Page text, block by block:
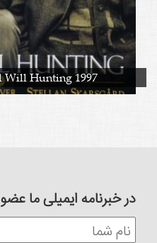
Will Hunting 1997
در خبرنامه ایمیلی ما